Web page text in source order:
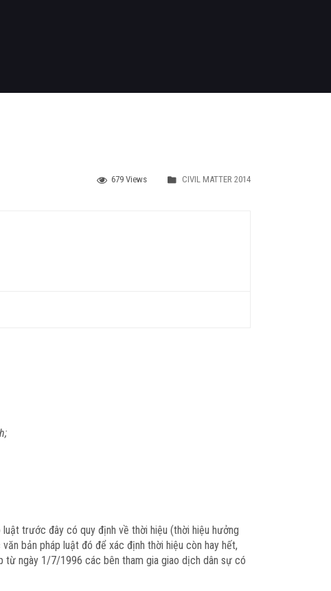
679 Views CIVIL MATTER 2014
trước đây có quy định về thời hiệu (thời hiệu hưởng
bản pháp luật đó để xác định thời hiệu còn hay hết,
ngày 1/7/1996 các bên tham gia giao dịch dân sự có